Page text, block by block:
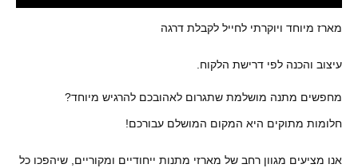
מארז מיוחד ויוקרתי לחייל לקבלת דרגה
עיצוב והכנה לפי דרישת הלקוח.
מחפשים מתנה מושלמת שתגרום לאהובכם להרגיש מיוחד?
חלומות מתוקים היא המקום המושלם עבורכם!
אנו מציעים מגוון רחב של מארזי מתנות ייחודיים ומקוריים, שיהפכו כל